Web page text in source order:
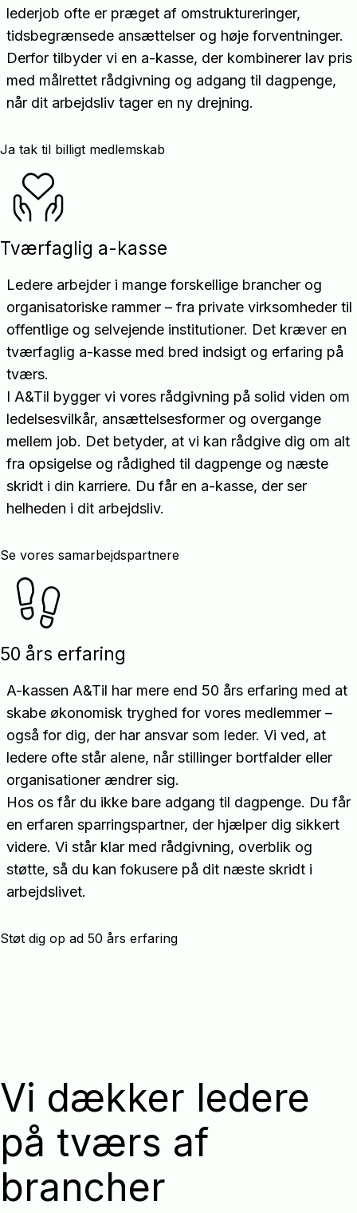
lederjob ofte er præget af omstruktureringer,
tidsbegrænsede ansættelser og høje forventninger.
Derfor tilbyder vi en a-kasse, der kombinerer lav pris
med målrettet rådgivning og adgang til dagpenge,
når dit arbejdsliv tager en ny drejning.
Ja tak til billigt medlemskab
Tværfaglig a-kasse
Ledere arbejder i mange forskellige brancher og
organisatoriske rammer – fra private virksomheder til
offentlige og selvejende institutioner. Det kræver en
tværfaglig a-kasse med bred indsigt og erfaring på
tværs.
I A&Til bygger vi vores rådgivning på solid viden om
ledelsesvilkår, ansættelsesformer og overgange
mellem job. Det betyder, at vi kan rådgive dig om alt
fra opsigelse og rådighed til dagpenge og næste
skridt i din karriere. Du får en a-kasse, der ser
helheden i dit arbejdsliv.
Se vores samarbejdspartnere
50 års erfaring
A-kassen A&Til har mere end 50 års erfaring med at
skabe økonomisk tryghed for vores medlemmer –
også for dig, der har ansvar som leder. Vi ved, at
ledere ofte står alene, når stillinger bortfalder eller
organisationer ændrer sig.
Hos os får du ikke bare adgang til dagpenge. Du får
en erfaren sparringspartner, der hjælper dig sikkert
videre. Vi står klar med rådgivning, overblik og
støtte, så du kan fokusere på dit næste skridt i
arbejdslivet.
Støt dig op ad 50 års erfaring
Vi dækker ledere
på tværs af
brancher